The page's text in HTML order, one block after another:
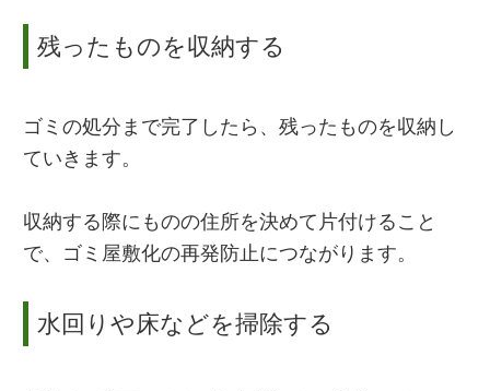
残ったものを収納する
ゴミの処分まで完了したら、残ったものを収納し
ていきます。
収納する際にものの住所を決めて片付けること
で、ゴミ屋敷化の再発防止につながります。
水回りや床などを掃除する